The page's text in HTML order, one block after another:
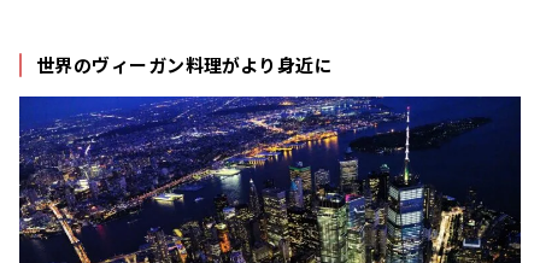
世界のヴィーガン料理がより身近に